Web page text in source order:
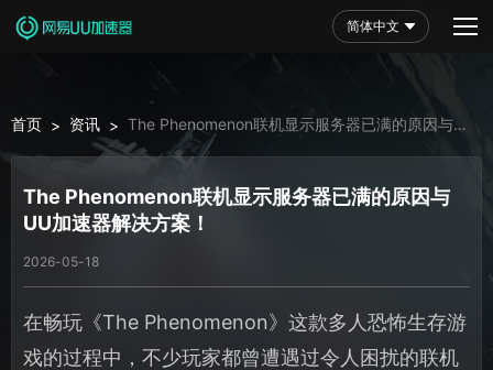
简体中文
首页 > 资讯 > The Phenomenon联机显示服务器已满的原因与UU
加速器解决方案！
The Phenomenon联机显示服务器已满的原因与
UU加速器解决方案！
2026-05-18
在畅玩《The Phenomenon》这款多人恐怖生存游
戏的过程中，不少玩家都曾遭遇过令人困扰的联机